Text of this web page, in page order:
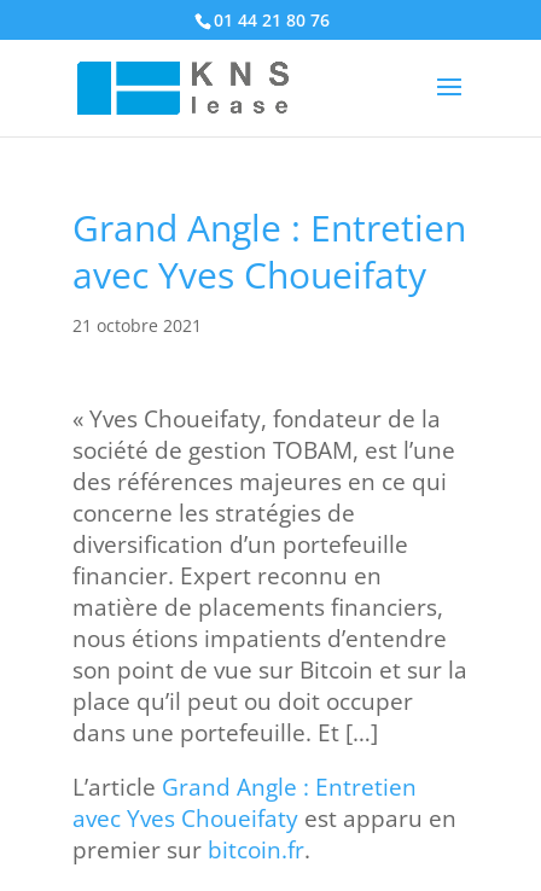
01 44 21 80 76
Grand Angle : Entretien
avec Yves Choueifaty
21 octobre 2021
« Yves Choueifaty, fondateur de la
société de gestion TOBAM, est l’une
des références majeures en ce qui
concerne les stratégies de
diversification d’un portefeuille
financier. Expert reconnu en
matière de placements financiers,
nous étions impatients d’entendre
son point de vue sur Bitcoin et sur la
place qu’il peut ou doit occuper
dans une portefeuille. Et […]
L’article Grand Angle : Entretien
avec Yves Choueifatyest apparu en
premier sur bitcoin.fr.